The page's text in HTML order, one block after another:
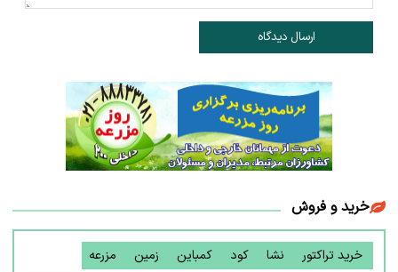
ارسال دیدگاه
خرید و فروش
خرید تراکتور نشا کود کمباین زمین مزرعه